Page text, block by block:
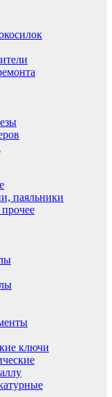
паяльники
ключи